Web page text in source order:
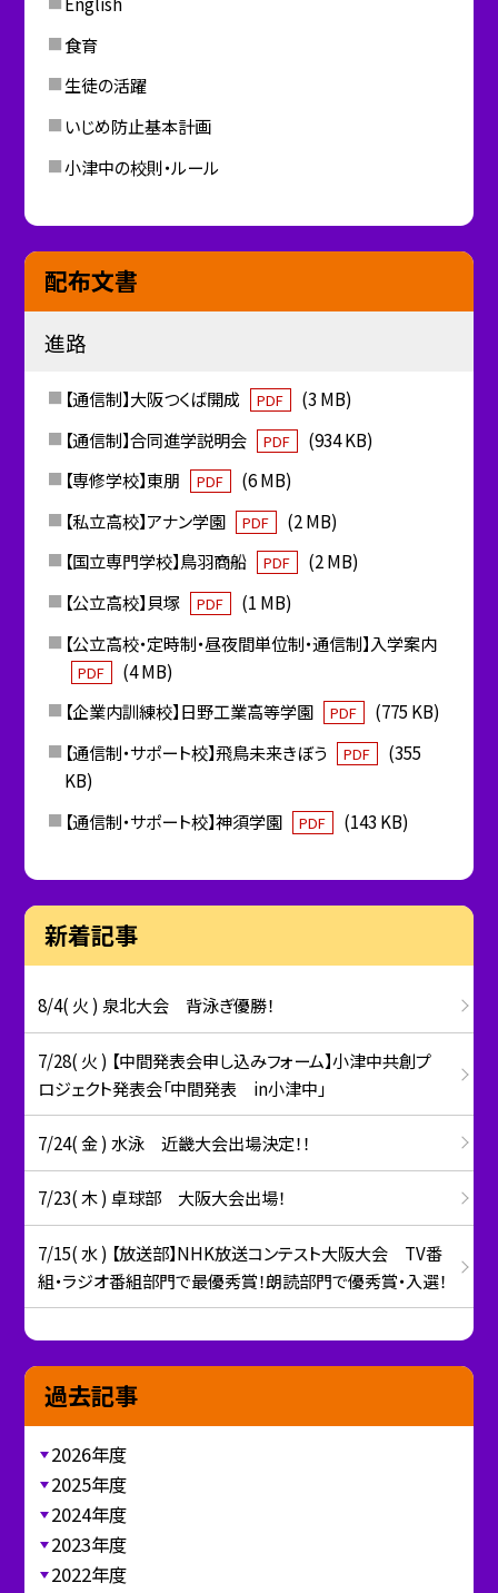
食育
生徒の活躍
いじめ防止基本計画
小津中の校則・ルール
配布文書
進路
【通信制】大阪つくば開成 PDF
(3 MB)
【通信制】合同進学説明会
PDF
(934 KB)
【専修学校】東朋
PDF
(6 MB)
【私立高校】アナン学園
PDF
(2 MB)
【国立専門学校】鳥羽商船
PDF
(2 MB)
【公立高校】貝塚
PDF
(1 MB)
【公立高校・定時制・昼夜間単位制・通信制】入学案内
PDF
(4 MB)
【企業内訓練校】日野工業高等学園
PDF
(775 KB)
【通信制・サポート校】飛鳥未来きぼう
PDF
(355
KB)
【通信制・サポート校】神須学園
PDF (143 KB)
新着記事
8/4( 火 ) 泉北大会 背泳ぎ優勝！
7/28( 火 ) 【中間発表会申し込みフォーム】小津中共創プ
ロジェクト発表会「中間発表 in小津中」
7/24( 金 ) 水泳 近畿大会出場決定！！
7/23( 木 ) 卓球部 大阪大会出場！
7/15( 水 ) 【放送部】NHK放送コンテスト大阪大会 TV番
組・ラジオ番組部門で最優秀賞！朗読部門で優秀賞・入選！
過去記事
2026年度
2025年度
2024年度
2023年度
2022年度